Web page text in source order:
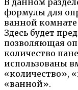
В данном
формулы для
ванной комнате
Здесь будет
позволяющая
количество
использованы
«количество»,
«ванной».